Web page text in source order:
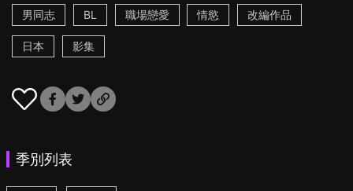
男同志
BL 職場戀愛 情慾 改編作品
日本 影集
季別列表